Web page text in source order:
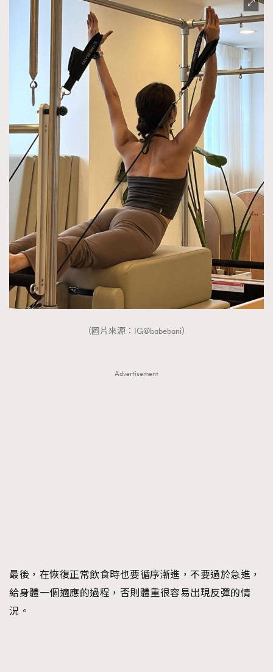
（圖片來源：IG@babebani）
Advertisement
最後，在恢復正常飲食時也要循序漸進，不要過於急進，
給身體一個適應的過程，否則體重很容易出現反彈的情
況。